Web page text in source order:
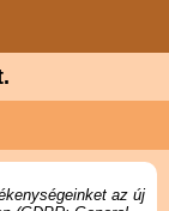
az új